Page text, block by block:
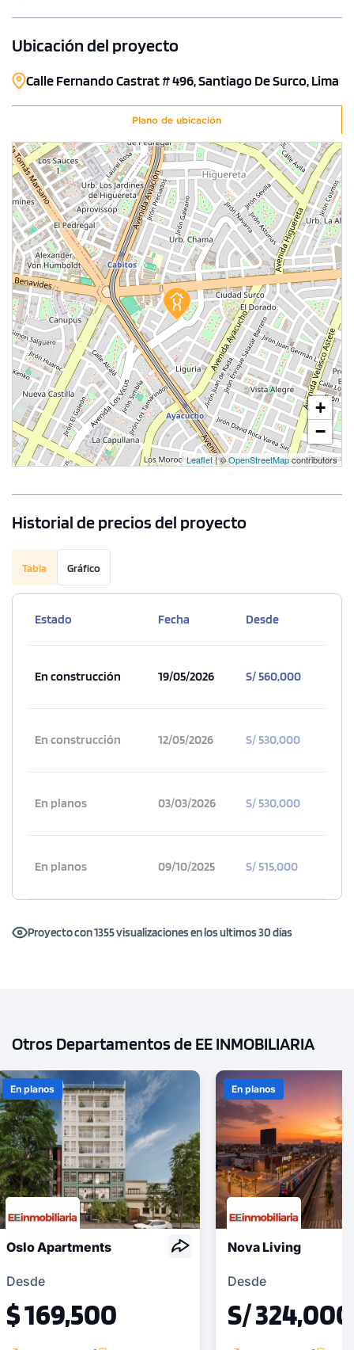
1 unidad disponible
Desde
S/ 900,000
Modelo Duplex 802
181.00 m² Piso 8
3 dorms. 4 baños
COTIZAR AHORA
Ubicación del proyecto
Calle Fernando Castrat # 496, Santiago De Surco, Lima
Plano de ubicación
+
−
Leaflet| ©OpenStreetMapcontributors
Historial de precios del proyecto
Tabla Gráfico
Estado Fecha Desde
En construcción 19/05/2026 S/ 560,000
En construcción 12/05/2026 S/ 530,000
En planos 03/03/2026 S/ 530,000
En planos 09/10/2025 S/ 515,000
Proyecto con 1355 visualizaciones en los ultimos 30 días
Otros Departamentos de EE INMOBILIARIA
En planos
Oslo Apartments
Desde
$ 169,500
En planos
Nova Living
Desde
S/ 324,000